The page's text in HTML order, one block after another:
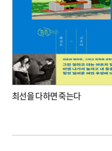
최선을 다하면 죽는다